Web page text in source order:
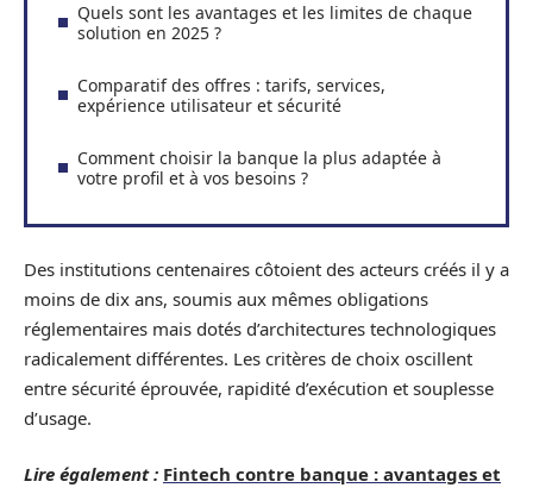
Quels sont les avantages et les limites de chaque
solution en 2025 ?
Comparatif des offres : tarifs, services,
expérience utilisateur et sécurité
Comment choisir la banque la plus adaptée à
votre profil et à vos besoins ?
Des institutions centenaires côtoient des acteurs créés il y a
moins de dix ans, soumis aux mêmes obligations
réglementaires mais dotés d’architectures technologiques
radicalement différentes. Les critères de choix oscillent
entre sécurité éprouvée, rapidité d’exécution et souplesse
d’usage.
Lire également : Fintech contre banque : avantages et